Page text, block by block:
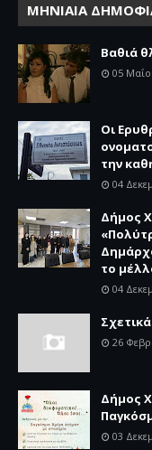
ΜΗΝΙΑΙΑ
Βαθιά
05
Οι
την
04
Δήμος
το
04
26
Δήμος
03